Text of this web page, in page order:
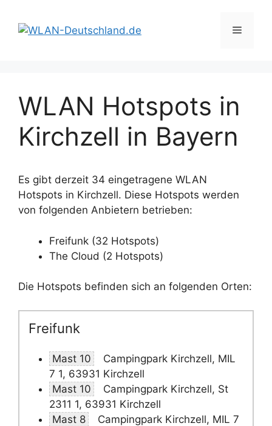
Inhalt
springen
Menü
WLAN Hotspots in
Kirchzell in Bayern
Es gibt derzeit 34 eingetragene WLAN
Hotspots in Kirchzell. Diese Hotspots werden
von folgenden Anbietern betrieben:
Freifunk (32 Hotspots)
The Cloud (2 Hotspots)
Die Hotspots befinden sich an folgenden Orten:
Freifunk
Mast 10
Campingpark Kirchzell, MIL
7 1, 63931 Kirchzell
Mast 10
Campingpark Kirchzell, St
2311 1, 63931 Kirchzell
Mast 8
Campingpark Kirchzell, MIL 7